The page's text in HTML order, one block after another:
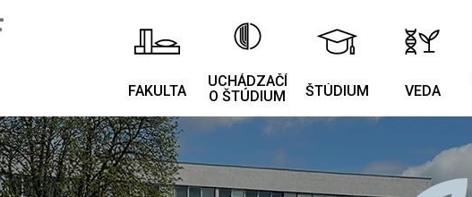
FAKULTA
UCHÁDZAČÍ
O ŠTÚDIUM
ŠTÚDIUM VEDA